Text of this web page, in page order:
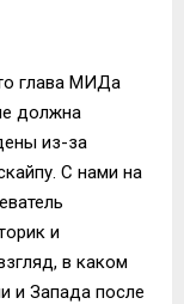
глава МИДа
должна
из-за
С нами на
и
в каком
и Запада после